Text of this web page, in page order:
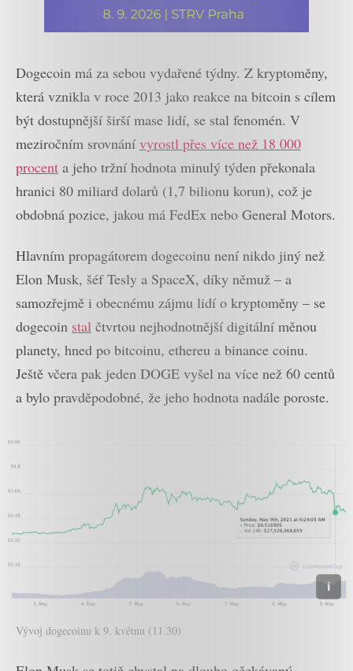
Dogecoin má za sebou vydařené týdny. Z kryptoměny,
která vznikla v roce 2013 jako reakce na bitcoin s cílem
být dostupnější širší mase lidí, se stal fenomén. V
meziročním srovnání vyrostl přes více než 18 000
procent a jeho tržní hodnota minulý týden překonala
hranici 80 miliard dolarů (1,7 bilionu korun), což je
obdobná pozice, jakou má FedEx nebo General Motors.
Hlavním propagátorem dogecoinu není nikdo jiný než
Elon Musk, šéf Tesly a SpaceX, díky němuž – a
samozřejmě i obecnému zájmu lidí o kryptoměny – se
dogecoin stal čtvrtou nejhodnotnější digitální měnou
planety, hned po bitcoinu, ethereu a binance coinu.
Ještě včera pak jeden DOGE vyšel na více než 60 centů
a bylo pravděpodobné, že jeho hodnota nadále poroste.
Vývoj dogecoinu k 9. květnu (11.30)